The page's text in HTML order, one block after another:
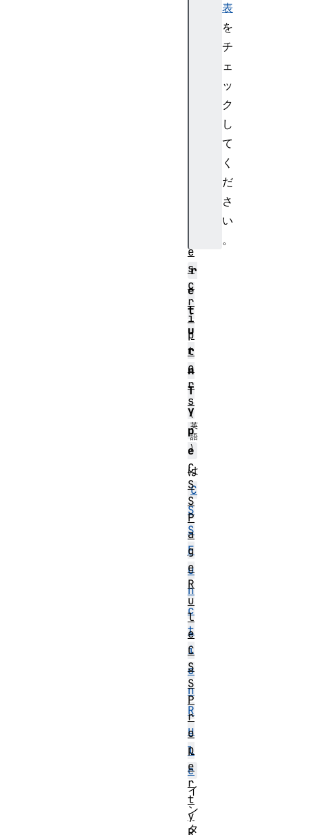
表
を
チ
ェ
ッ
ク
し
て
く
だ
さ
い
。
r
e
t
u
r
n
T
y
p
e
は
C
S
S
F
u
n
c
t
i
o
n
R
u
l
e
イ
ン
タ
e
s
c
r
i
p
t
o
r
s
C
S
S
P
a
g
e
R
u
l
e
C
S
S
P
r
o
p
e
r
t
y